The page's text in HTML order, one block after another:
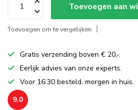
Toevoegen aan
Toevoegen om te vergelijken
Gratis verzending boven € 20,-.
Eerlijk advies van onze experts.
Voor 16:30 besteld, morgen in huis.
9.0